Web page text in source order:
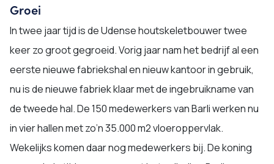
Groei
In twee jaar tijd is de Udense houtskeletbouwer twee
keer zo groot gegroeid. Vorig jaar nam het bedrijf al een
eerste nieuwe fabriekshal en nieuw kantoor in gebruik,
nu is de nieuwe fabriek klaar met de ingebruikname van
de tweede hal. De 150 medewerkers van Barli werken nu
in vier hallen met zo’n 35.000 m2 vloeroppervlak.
Wekelijks komen daar nog medewerkers bij. De koning